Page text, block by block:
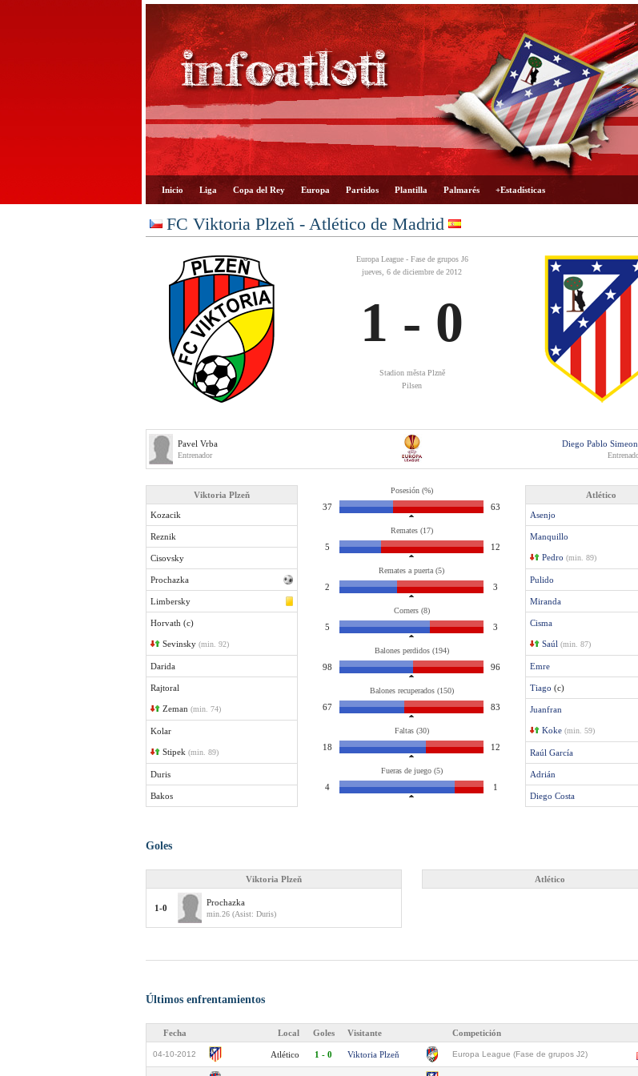
Inicio Liga Copa del Rey Europa Partidos Plantilla Palmarés +Estadísticas
FC Viktoria Plzeň - Atlético de Madrid
Europa League - Fase de grupos J6
jueves, 6 de diciembre de 2012
1 - 0
Stadion města Plzně
Pilsen
Pavel Vrba
Entrenador
Diego Pablo
Viktoria Plzeň
Kozacik
Reznik
Cisovsky
Prochazka
Limbersky
Horvath (c)
Sevinsky (min. 92)
Darida
Rajtoral
Zeman (min. 74)
Kolar
Stipek (min. 89)
Duris
Bakos
Posesión (%)
37 63
Remates (17)
5 12
Remates a puerta (5)
2 3
Corners (8)
5 3
Balones perdidos (194)
98 96
Balones recuperados (150)
67 83
Faltas (30)
18 12
Fueras de juego (5)
4 1
Atlético
Asenjo
Manquillo
Pedro (min. 89)
Pulido
Miranda
Cisma
Saúl (min. 87)
Emre
Tiago (c)
Juanfran
Koke (min. 59)
Raúl García
Adrián
Diego Costa
Goles
Viktoria Plzeň
1-0
Prochazka
min.26 (Asist: Duris)
Atlético
Últimos enfrentamientos
Fecha Local Goles Visitante Competición
04-10-2012 Atlético 1 - 0 Viktoria Plzeň Europa League (Fase de grupos J2)